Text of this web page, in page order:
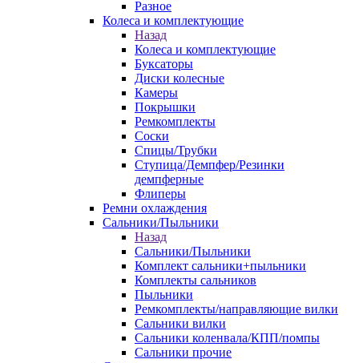
Разное
Колеса и комплектующие
Назад
Колеса и комплектующие
Буксаторы
Диски колесные
Камеры
Покрышки
Ремкомплекты
Соски
Спицы/Трубки
Ступица/Демпфер/Резинки
демпферные
Флиперы
Ремни охлаждения
Сальники/Пыльники
Назад
Сальники/Пыльники
Комплект сальники+пыльники
Комплекты сальников
Пыльники
Ремкомплекты/направляющие вилки
Сальники вилки
Сальники коленвала/КПП/помпы
Сальники прочие